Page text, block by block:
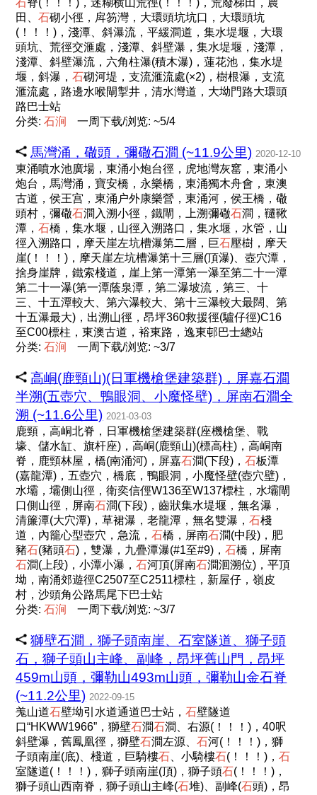
石脊(！！！)，迷糊横山荒徑(！！！)，荒廢梯田，農
田、石砌小徑，戽笏灣，大環頭坑坑口，大環頭坑
(！！！)，淺潭、斜瀑流，平緩澗道，集水堤堰，大環
頭坑、荒徑交滙處，淺潭、斜壁瀑，集水堤堰，淺潭，
淺潭、斜壁瀑流，六角柱瀑(積木瀑)，蓮花池，集水堤
堰，斜瀑，石砌河堤，支流滙流處(×2)，樹根瀑，支流
滙流處，路邊水喉閘掣井，清水灣道，大坳門路大環頭
路巴士站
分类:石涧 一周下载/浏览: ~5/4
馬灣涌，䃟頭，彌䃟石澗 (~11.9公里) 2020-12-10
東涌噴水池廣場，東涌小炮台徑，虎地灣灰窰，東涌小
炮台，馬灣涌，寶安橋，永樂橋，東涌獨木舟會，東澳
古道，侯王宫，東涌户外康樂營，東涌河，侯王橋，䃟
頭村，彌䃟石澗入溯小徑，鐵閘，上溯彌䃟石澗，韆鞦
潭，石橋，集水堰，山徑入溯路口，集水堰，水管，山
徑入溯路口，摩天崖左坑槽瀑第二層，巨石壓樹，摩天
崖(！！！)，摩天崖左坑槽瀑第十三層(頂瀑)、壺穴潭，
捨身崖牌，鐵索棧道，崖上第一潭第一瀑至第二十一潭
第二十一瀑(第一潭蔭泉潭，第二瀑坡流，第三、十
三、十五潭較大、第六瀑較大、第十三瀑較大最闊、第
十五瀑最大)，出溯山徑，昂坪360救援徑(驢仔徑)C16
至C00標柱，東澳古道，裕東路，逸東邨巴士總站
分类:石涧 一周下载/浏览: ~3/7
高峒(鹿頸山)(日軍機槍堡建築群)，屏嘉石澗
半溯(五壺穴、鴨眼洞、小魔怪壁)，屏南石澗全
溯 (~11.6公里) 2021-03-03
鹿頸，高峒北脊，日軍機槍堡建築群(座機槍堡、戰
壕、儲水缸、旗杆座)，高峒(鹿頸山)(標高柱)，高峒南
脊，鹿頸林屋，橋(南涌河)，屏嘉石澗(下段)，石板潭
(嘉龍潭)，五壺穴，橋底，鴨眼洞，小魔怪壁(壺穴壁)，
水壩，壩側山徑，衛奕信俓W136至W137標柱，水壩閘
口側山徑，屏南石澗(下段)，齒狀集水堤堰，無名瀑，
清簾潭(大穴潭)，草裙瀑，老龍潭，無名雙瀑，石棧
道，內籠心型壺穴，急流，石橋，屏南石澗(中段)，肥
豬石(豬頭石)，雙瀑，九疊潭瀑(#1至#9)，石橋，屏南
石澗(上段)，小潭小瀑，石河頂(屏南石澗洄溯位)，平頂
坳，南涌郊遊徑C2507至C2511標柱，新屋仔，嶺皮
村，沙頭角公路馬尾下巴士站
分类:石涧 一周下载/浏览: ~3/7
獅壁石澗，獅子頭南崖、石室隧道、獅子頭
石，獅子頭山主峰、副峰，昂坪舊山門，昂坪
459m山頭，彌勒山493m山頭，彌勒山金石脊
(~11.2公里) 2022-09-15
羗山道石壁坳引水道通道巴士站，石壁隧道
口“HKWW1966”，獅壁石澗石澗、右源(！！！)，40呎
斜壁瀑，舊鳳凰徑，獅壁石澗左源、石河(！！！)，獅
子頭南崖(底)、棧道，巨騎樓石 、小騎樓石(！！！)，石
室隧道(！！！)，獅子頭南崖(頂)，獅子頭石(！！！)，
獅子頭山西南脊，獅子頭山主峰(石堆)、副峰(石頭)，昂